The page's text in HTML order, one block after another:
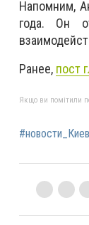
Напомним,
года. Он
Ранее, пост
Якщо ви помітили